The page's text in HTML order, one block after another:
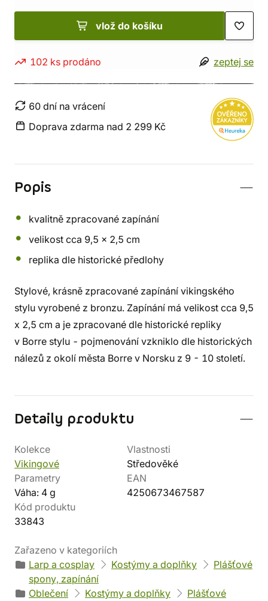
vlož do košíku
102 ks prodáno zeptej se
60 dní na vrácení
Doprava zdarma nad 2 299 Kč
Popis
kvalitně zpracované zapínání
velikost cca 9,5 x 2,5 cm
replika dle historické předlohy
Stylové, krásně zpracované zapínání vikingského
stylu vyrobené z bronzu. Zapínání má velikost cca 9,5
x 2,5 cm a je zpracované dle historické repliky
v Borre stylu - pojmenování vzkniklo dle historických
nálezů z okolí města Borre v Norsku z 9 - 10 století.
Detaily produktu
Kolekce
Vikingové
Vlastnosti
Středověké
Parametry
Váha: 4 g
EAN
4250673467587
Kód produktu
33843
Zařazeno v kategoriích
Larp a cosplay
Kostýmy a doplňky
Plášťové
spony, zapínání
Oblečení
Kostýmy a doplňky
Plášťové